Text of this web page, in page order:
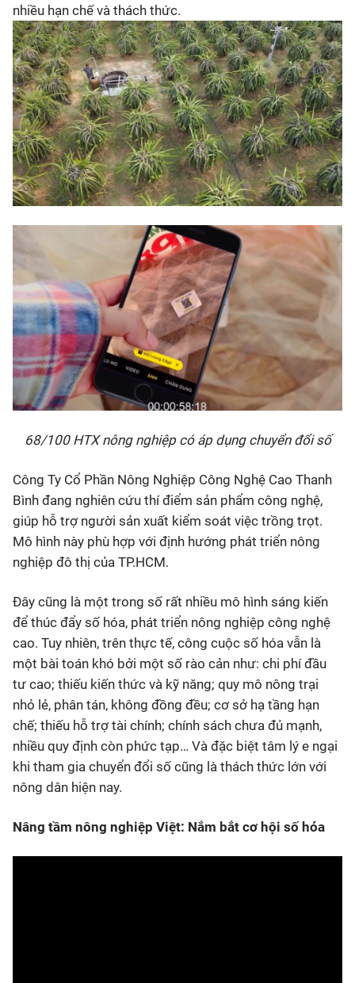
nhiều hạn chế và thách thức.
68/100 HTX nông nghiệp có áp dụng chuyển đổi số
Công Ty Cổ Phần Nông Nghiệp Công Nghệ Cao Thanh
Bình đang nghiên cứu thí điểm sản phẩm công nghệ,
giúp hỗ trợ người sản xuất kiểm soát việc trồng trọt.
Mô hình này phù hợp với định hướng phát triển nông
nghiệp đô thị của TP.HCM.
Đây cũng là một trong số rất nhiều mô hình sáng kiến
để thúc đẩy số hóa, phát triển nông nghiệp công nghệ
cao. Tuy nhiên, trên thực tế, công cuộc số hóa vẫn là
một bài toán khó bởi một số rào cản như: chi phí đầu
tư cao; thiếu kiến thức và kỹ năng; quy mô nông trại
nhỏ lẻ, phân tán, không đồng đều; cơ sở hạ tầng hạn
chế; thiếu hỗ trợ tài chính; chính sách chưa đủ mạnh,
nhiều quy định còn phức tạp… Và đặc biệt tâm lý e ngại
khi tham gia chuyển đổi số cũng là thách thức lớn với
nông dân hiện nay.
Nâng tầm nông nghiệp Việt: Nắm bắt cơ hội số hóa